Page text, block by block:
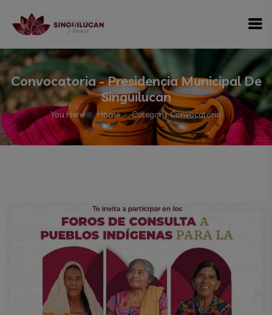
Convocatoria - Presidencia Municipal De
Singuilucan
You Here! Home Category: Convocatoria